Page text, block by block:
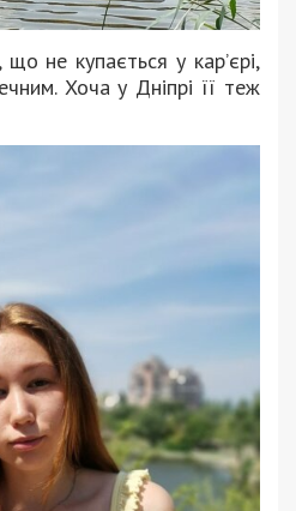
не купається у кар’єрі,
Хоча у Дніпрі її теж